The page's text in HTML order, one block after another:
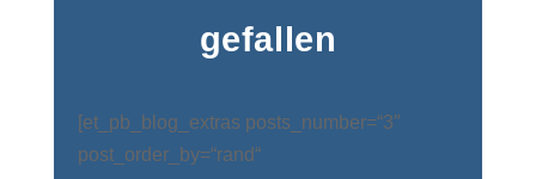
gefallen
[et_pb_blog_extras posts_number=“3″
post_order_by=“rand“